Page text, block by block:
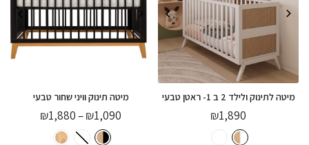
מיטה לתינוק ולילד 2 ב 1- ראטן טבעי
₪1,890
מיטה תינוק וויני שחור טבעי
₪1,090
–
₪1,880